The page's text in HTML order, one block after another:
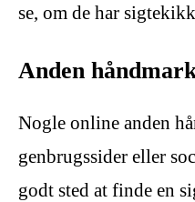
se, om de har
Anden
Nogle online anden
genbrugssider eller
godt sted at finde en